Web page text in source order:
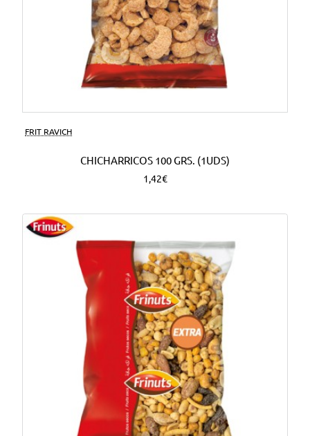
FRIT RAVICH
CHICHARRICOS 100 GRS. (1UDS)
1,42€